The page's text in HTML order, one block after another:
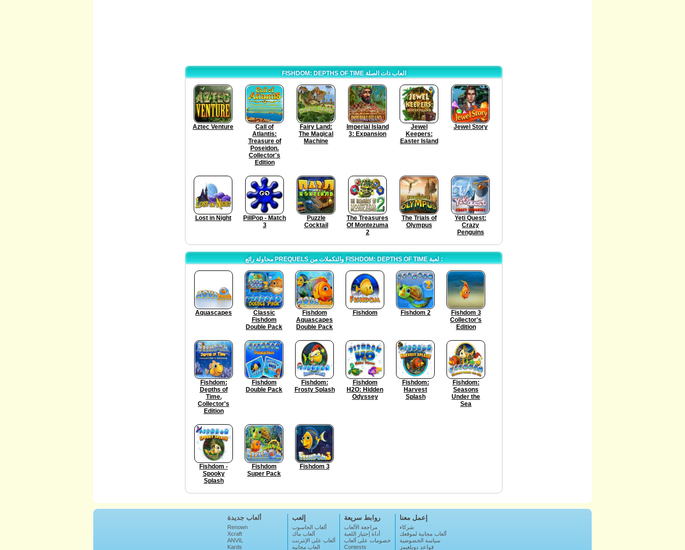
FISHDOM: DEPTHS OF TIME العاب ذات الصلة
Aztec Venture
Call of
Atlantis:
Treasure of
Poseidon.
Collector's
Edition
Fairy Land:
The Magical
Machine
Imperial Island
3: Expansion
Jewel
Keepers:
Easter Island
Jewel Story
Lost in Night
PillPop - Match
3
Puzzle
Cocktail
The Treasures
Of Montezuma
2
The Trials of
Olympus
Yeti Quest:
Crazy
Penguins
محاولة رائع PREQUELS والتكملات من FISHDOM: DEPTHS OF TIME لعبة :
Aquascapes
Classic
Fishdom
Double Pack
Fishdom
Aquascapes
Double Pack
Fishdom Fishdom 2
Fishdom 3
Collector's
Edition
Fishdom:
Depths of
Time.
Collector's
Edition
Fishdom
Double Pack
Fishdom:
Frosty Splash
Fishdom
H2O: Hidden
Odyssey
Fishdom:
Harvest
Splash
Fishdom:
Seasons
Under the
Sea
Fishdom -
Spooky
Splash
Fishdom
Super Pack
Fishdom 3
ألعاب جديدة
Renown
Xcraft
ANVIL
Kards
إلعب
ألعاب الحاسوب
ألعاب ماك
ألعاب على الإنترنت
العاب مجانيه
روابط سريعة
مراجعة الألعاب
أداة إجتياز اللعبة
خصومات على ألعاب
Contests
إعمل معنا
شركاء
ألعاب مجانية لموقعك
سياسة الخصوصية
قواعد دوبلغيمز